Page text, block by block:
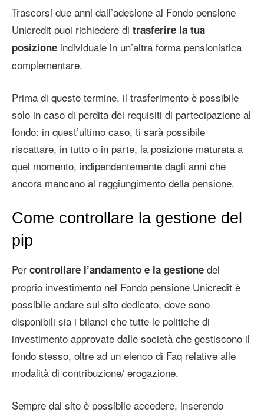
Trascorsi due anni dall’adesione al Fondo pensione
Unicredit puoi richiedere di trasferire la tua
posizione individuale in un’altra forma pensionistica
complementare.
Prima di questo termine, il trasferimento è possibile
solo in caso di perdita dei requisiti di partecipazione al
fondo: in quest’ultimo caso, ti sarà possibile
riscattare, in tutto o in parte, la posizione maturata a
quel momento, indipendentemente dagli anni che
ancora mancano al raggiungimento della pensione.
Come controllare la gestione del
pip
Per controllare l’andamento e la gestione del
proprio investimento nel Fondo pensione Unicredit è
possibile andare sul sito dedicato, dove sono
disponibili sia i bilanci che tutte le politiche di
investimento approvate dalle società che gestiscono il
fondo stesso, oltre ad un elenco di Faq relative alle
modalità di contribuzione/ erogazione.
Sempre dal sito è possibile accedere, inserendo